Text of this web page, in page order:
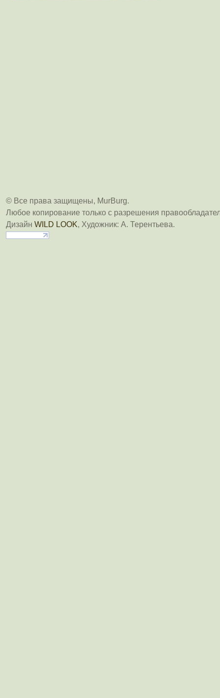
© Все права защищены, MurBurg.
Любое копирование только с разрешения
Дизайн WILD LOOK, Художник: А. Терентьева.